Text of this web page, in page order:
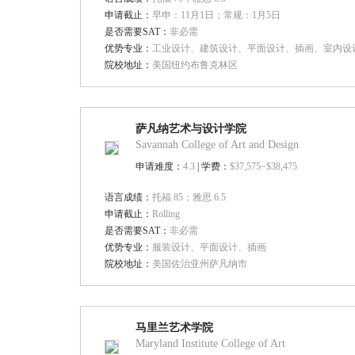
申请截止：早申：11月1日；常规：1月5日
是否需要SAT：非必需
优势专业：工业设计、建筑设计、平面设计、插画、室内设
院校地址： 美国纽约布鲁克林区
萨凡纳艺术与设计学院
Savannah College of Art and Design
申请难度：4.3 | 学费：$37,575~$38,475
语言成绩：托福 85；雅思 6.5
申请截止：Rolling
是否需要SAT：非必需
优势专业： 服装设计、平面设计、插画
院校地址： 美国佐治亚州萨凡纳市
马里兰艺术学院
Maryland Institute College of Art